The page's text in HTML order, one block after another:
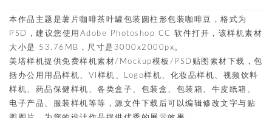
本作品主题是薯片咖啡茶叶罐包装圆柱形包装咖啡豆，格式为
PSD，建议您使用Adobe Photoshop CC 软件打开，该样机素材
大小是 53.76MB，尺寸是3000x2000px。
美塔样机提供免费样机素材/Mockup模板/PSD贴图素材下载，包
括办公用用品样机、VI样机、Logo样机、化妆品样机、视频饮料
样机、药品保健样机、各类盒子、包装盒、包装箱、牛皮纸箱、
电子产品、服装样机等等，源文件下载后可以编辑修改文字与贴